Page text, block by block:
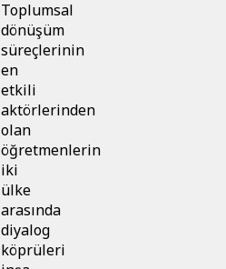
Toplumsal
dönüşüm
süreçlerinin
en
etkili
aktörlerinden
olan
öğretmenlerin
iki
ülke
arasında
diyalog
köprüleri